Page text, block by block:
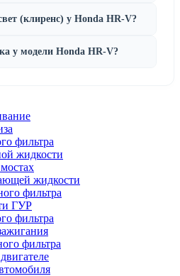
(клиренс) у Honda HR-V?
у модели Honda HR-V?
фильтра
жидкости
жидкости
фильтра
ГУР
фильтра
фильтра